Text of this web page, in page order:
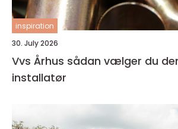
inspiration
30. July 2026
Vvs Århus sådan vælger du den rigtige
installatør